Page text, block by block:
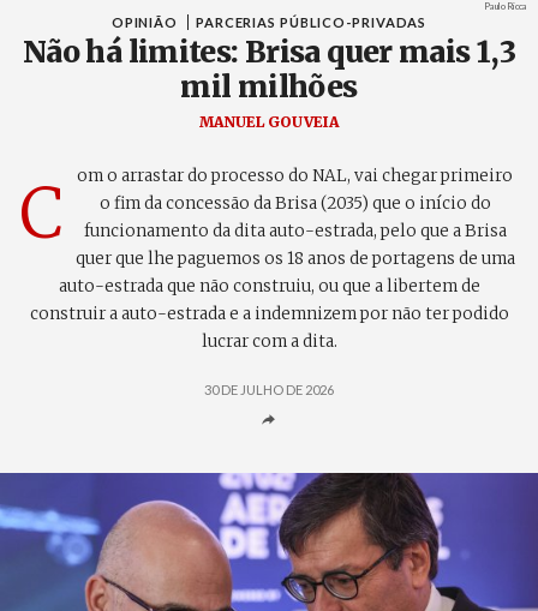
Créditos
Paulo Ricca
OPINIÃO PARCERIAS PÚBLICO-PRIVADAS
Não há limites: Brisa quer mais 1,3
mil milhões
MANUEL GOUVEIA
C
om o arrastar do processo do NAL, vai chegar primeiro
o fim da concessão da Brisa (2035) que o início do
funcionamento da dita auto-estrada, pelo que a Brisa
quer que lhe paguemos os 18 anos de portagens de uma
auto-estrada que não construiu, ou que a libertem de
construir a auto-estrada e a indemnizem por não ter podido
lucrar com a dita.
30 DE JULHO DE 2026